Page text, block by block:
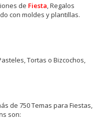
de Fiesta , Regalos
con moldes y plantillas.
Tortas o Bizcochos,
de 750 Temas para Fiestas,
son: